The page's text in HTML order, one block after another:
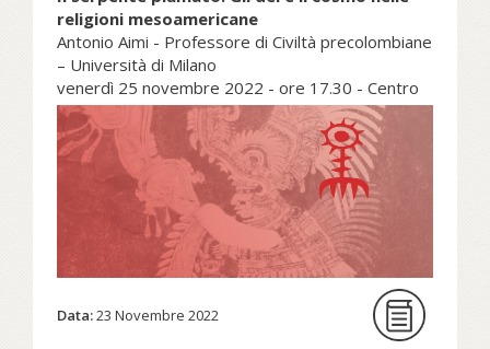
religioni mesoamericane
Antonio Aimi - Professore di Civiltà precolombiane
– Università di Milano
venerdì 25 novembre 2022 - ore 17.30 - Centro
Studi Religiosi - Fondazione Collegio San Carlo
Quando nel XVI secolo Bernardino
de Sahagún cominciò a farsi
spiegare le caratteristiche della
religione indigena ebbe un’idea
centinaia di divinità che tendevano
Data:23 Novembre 2022